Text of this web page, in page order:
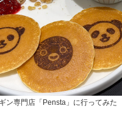
ン専門店「Pensta」に行ってみた